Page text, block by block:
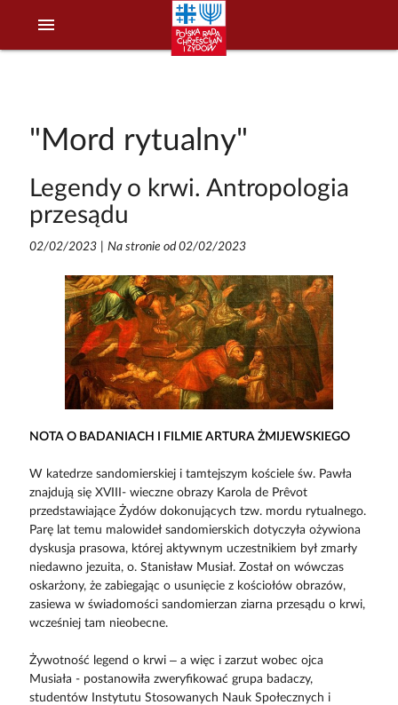
menu
"Mord rytualny"
Legendy o krwi. Antropologia
przesądu
02/02/2023| Na stronie od 02/02/2023
NOTA O BADANIACH I FILMIE ARTURA ŻMIJEWSKIEGO
W katedrze sandomierskiej i tamtejszym kościele św. Pawła
znajdują się XVIII- wieczne obrazy Karola de Prêvot
przedstawiające Żydów dokonujących tzw. mordu rytualnego.
Parę lat temu malowideł sandomierskich dotyczyła ożywiona
dyskusja prasowa, której aktywnym uczestnikiem był zmarły
niedawno jezuita, o. Stanisław Musiał. Został on wówczas
oskarżony, że zabiegając o usunięcie z kościołów obrazów,
zasiewa w świadomości sandomierzan ziarna przesądu o krwi,
wcześniej tam nieobecne.
Żywotność legend o krwi – a więc i zarzut wobec ojca
Musiała - postanowiła zweryfikować grupa badaczy,
studentów Instytutu Stosowanych Nauk Społecznych i